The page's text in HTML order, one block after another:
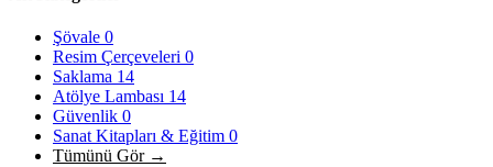
Şövale 0
Resim Çerçeveleri 0
Saklama 14
Atölye Lambası 14
Güvenlik 0
Sanat Kitapları & Eğitim 0
Tümünü Gör →